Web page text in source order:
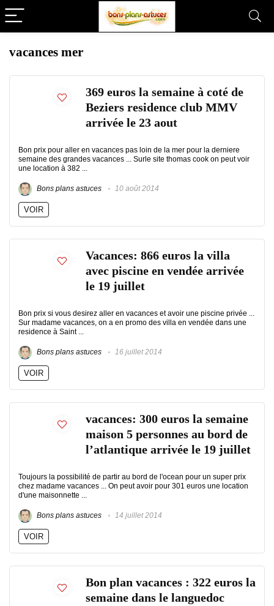
vacances mer
369 euros la semaine à coté de
Beziers residence club MMV
arrivée le 23 aout
Bon prix pour aller en vacances pas loin de la mer pour la derniere
semaine des grandes vacances ... Surle site thomas cook on peut voir
une location à 382 ...
Bons plans astuces 10 août 2014
VOIR
Vacances: 866 euros la villa
avec piscine en vendée arrivée
le 19 juillet
Bon prix si vous desirez aller en vacances et avoir une piscine privée ...
Sur madame vacances, on a en promo des villa en vendée dans une
residence à Saint ...
Bons plans astuces 16 juillet 2014
VOIR
vacances: 300 euros la semaine
maison 5 personnes au bord de
l’atlantique arrivée le 19 juillet
Toujours la possibilité de partir au bord de l'ocean pour un super prix
chez madame vacances ... On peut avoir pour 301 euros une location
d'une maisonnette ...
Bons plans astuces 14 juillet 2014
VOIR
Bon plan vacances : 322 euros la
semaine dans le languedoc